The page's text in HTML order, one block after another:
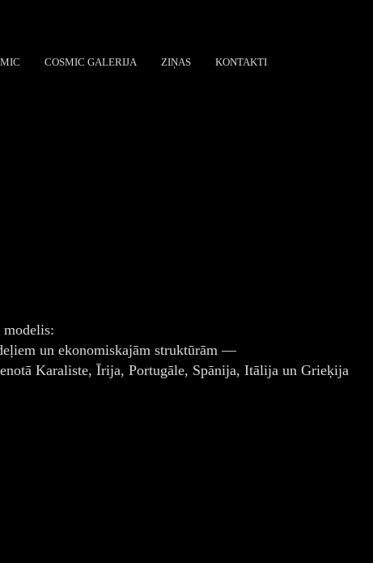
COSMIC GALERIJA ZIŅAS KONTAKTI
modelis:
un ekonomiskajām struktūrām —
Karaliste, Īrija, Portugāle, Spānija, Itālija un Grieķija